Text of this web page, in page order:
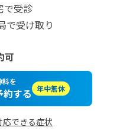
で受診
で受け取り
可
科を
する 年中無休
できる症状